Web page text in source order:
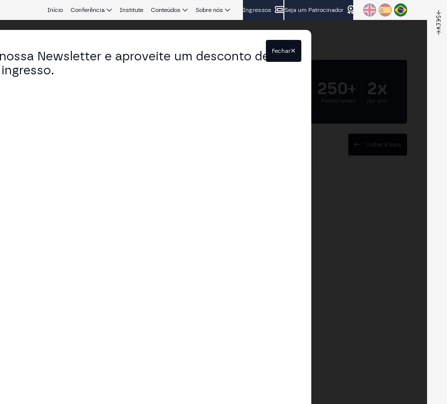
Início Conferência Institute Conteúdos Sobre nós Ingressos Seja um Patrocinador
250+
Palestrantes
2x
por ano
Voltar à lista
Newsletter e aproveite um desconto de
Fechar